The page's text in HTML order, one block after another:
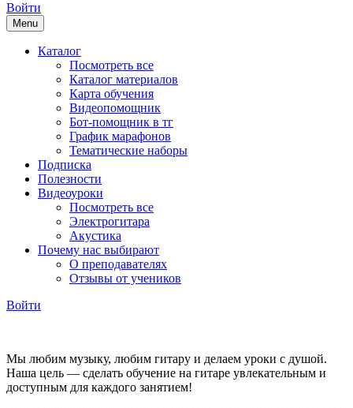
Войти
Menu
Каталог
Посмотреть все
Каталог материалов
Карта обучения
Видеопомощник
Бот-помощник в тг
График марафонов
Тематические наборы
Подписка
Полезности
Видеоуроки
Посмотреть все
Электрогитара
Акустика
Почему нас выбирают
О преподавателях
Отзывы от учеников
Войти
Мы любим музыку, любим гитару и делаем уроки с душой.
Наша цель — сделать обучение на гитаре увлекательным и
доступным для каждого занятием!